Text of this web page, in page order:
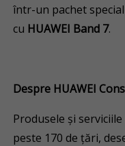
într-un pachet
cu HUAWEI Band 7.
Despre HUAWEI
Produsele și
peste 170 de țări,